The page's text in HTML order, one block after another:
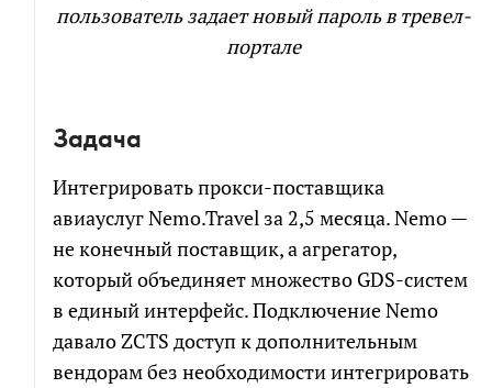
пользователь задает новый пароль в тревел-
портале
Задача
Интегрировать прокси-поставщика
авиауслуг Nemo.Travel за 2,5 месяца. Nemo —
не конечный поставщик, а агрегатор,
который объединяет множество GDS-систем
в единый интерфейс. Подключение Nemo
давало ZCTS доступ к дополнительным
вендорам без необходимости интегрировать
Развитие проекта
про
свою
ПРИКРЕПИТЬ БРИФ ИЛИ ТЗ
СКАЧАТЬ
персональных данных
Я согласен на получение информационных и
рекламных сообщений